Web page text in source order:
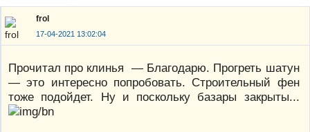
frol
17-04-2021 13:02:04
Прочитал про клинья — Благодарю. Прогреть шатун
— это интересно попробовать. Строительный фен
тоже подойдет. Ну и поскольку базары закрыты...